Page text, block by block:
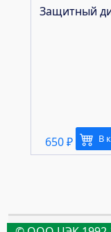
Защитный
650₽ В